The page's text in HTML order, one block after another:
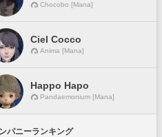
Chocobo [Mana]
Ciel Cocco
Anima [Mana]
Happo Hapo
Pandaemonium [Mana]
パニーランキング